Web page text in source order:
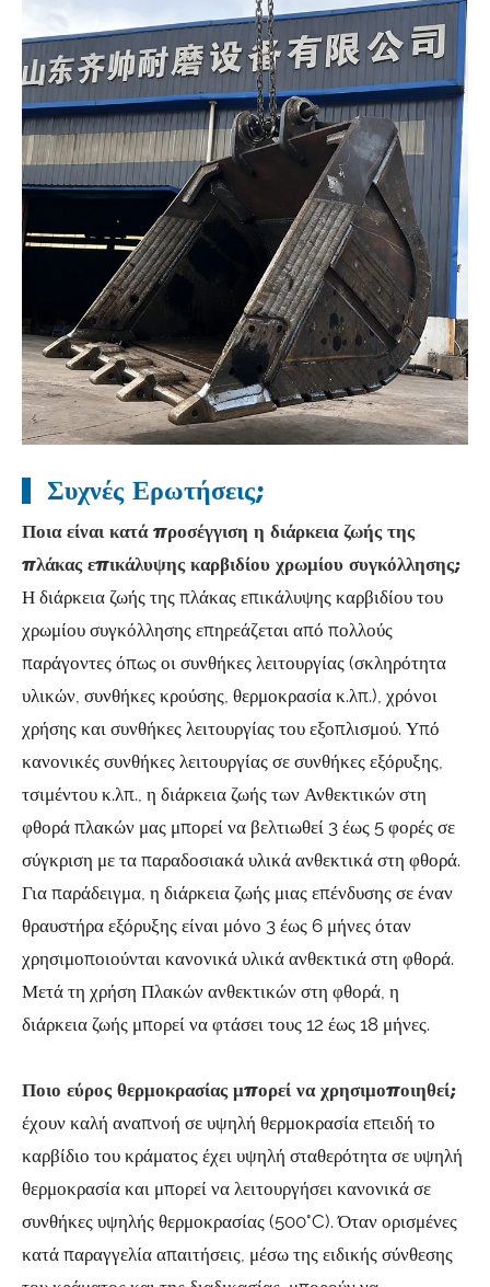
Συχνές Ερωτήσεις;
Ποια είναι κατά προσέγγιση η διάρκεια ζωής της
πλάκας επικάλυψης καρβιδίου χρωμίου συγκόλλησης;
Η διάρκεια ζωής της πλάκας επικάλυψης καρβιδίου του
χρωμίου συγκόλλησης επηρεάζεται από πολλούς
παράγοντες όπως οι συνθήκες λειτουργίας (σκληρότητα
υλικών, συνθήκες κρούσης, θερμοκρασία κ.λπ.), χρόνοι
χρήσης και συνθήκες λειτουργίας του εξοπλισμού. Υπό
κανονικές συνθήκες λειτουργίας σε συνθήκες εξόρυξης,
τσιμέντου κ.λπ., η διάρκεια ζωής των Ανθεκτικών στη
φθορά πλακών μας μπορεί να βελτιωθεί 3 έως 5 φορές σε
σύγκριση με τα παραδοσιακά υλικά ανθεκτικά στη φθορά.
Για παράδειγμα, η διάρκεια ζωής μιας επένδυσης σε έναν
θραυστήρα εξόρυξης είναι μόνο 3 έως 6 μήνες όταν
χρησιμοποιούνται κανονικά υλικά ανθεκτικά στη φθορά.
Μετά τη χρήση Πλακών ανθεκτικών στη φθορά, η
διάρκεια ζωής μπορεί να φτάσει τους 12 έως 18 μήνες.
Ποιο εύρος θερμοκρασίας μπορεί να χρησιμοποιηθεί;
έχουν καλή αναπνοή σε υψηλή θερμοκρασία επειδή το
καρβίδιο του κράματος έχει υψηλή σταθερότητα σε υψηλή
θερμοκρασία και μπορεί να λειτουργήσει κανονικά σε
συνθήκες υψηλής θερμοκρασίας (500°C). Όταν ορισμένες
κατά παραγγελία απαιτήσεις, μέσω της ειδικής σύνθεσης